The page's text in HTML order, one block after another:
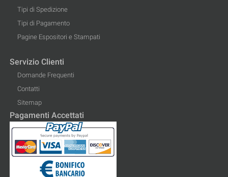
Tipi di Spedizione
Tipi di Pagamento
Pagine Espositori e Stampati
Servizio Clienti
Domande Frequenti
Contatti
Sitemap
Pagamenti Accettati